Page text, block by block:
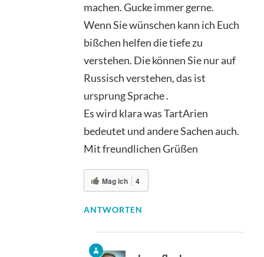
machen. Gucke immer gerne.
Wenn Sie wünschen kann ich Euch
bißchen helfen die tiefe zu
verstehen. Die können Sie nur auf
Russisch verstehen, das ist
ursprung Sprache .
Es wird klara was TartArien
bedeutet und andere Sachen auch.
Mit freundlichen Grüßen
Mag ich 4
ANTWORTEN